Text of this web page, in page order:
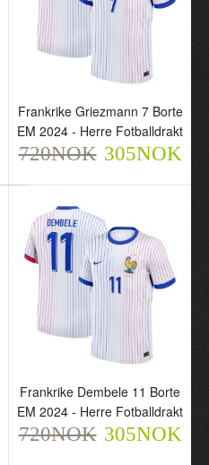
Borte EM 2024 - Herre
Fotballdrakt
720NOK 305NOK
Frankrike Griezmann 7
Frankrike Griezmann 7 Borte
EM 2024 - Herre Fotballdrakt
720NOK 305NOK
Frankrike Dembele 11 Borte
EM 2024 - Herre Fotballdrakt
720NOK 305NOK